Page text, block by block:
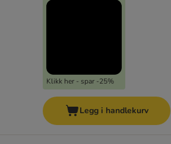
Klikk her - spar -25%
Legg i handlekurv